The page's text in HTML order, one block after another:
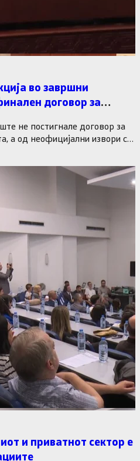
во завршни
договор за
не постигнале договор за
а од неофицијални извори се
и приватнот сектор е